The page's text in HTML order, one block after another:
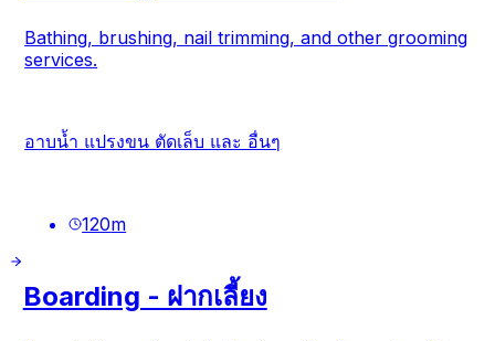
Bathing, brushing, nail trimming, and other grooming
services.
อาบน้ำ แปรงขน ตัดเล็บ และ อื่นๆ
120m
Boarding - ฝากเลี้ยง